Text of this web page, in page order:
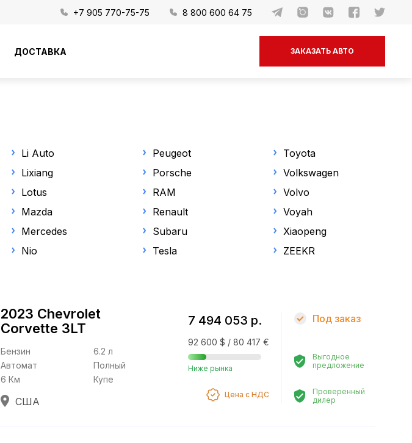
+7 905 770-75-75 8 800 600 64 75
ДОСТАВКА ЗАКАЗАТЬ АВТО
Li Auto
Lixiang
Lotus
Mazda
Mercedes
Nio
Peugeot
Porsche
RAM
Renault
Subaru
Tesla
Toyota
Volkswagen
Volvo
Voyah
Xiaopeng
ZEEKR
2023 Chevrolet
Corvette 3LT
Бензин
6.2 л
Автомат
Полный
6 Км
Купе
США
7 494 053 р.
92 600 $ / 80 417 €
Ниже рынка
Цена с НДС
Под заказ
Выгодное
предложение
Проверенный
дилер